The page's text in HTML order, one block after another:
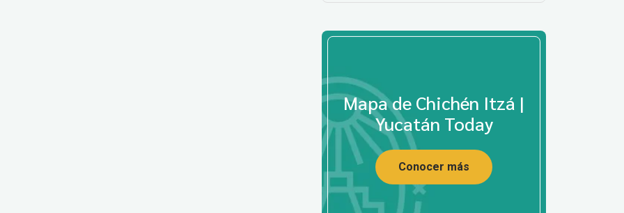
Mapa de Chichén Itzá |
Yucatán Today
Conocer más